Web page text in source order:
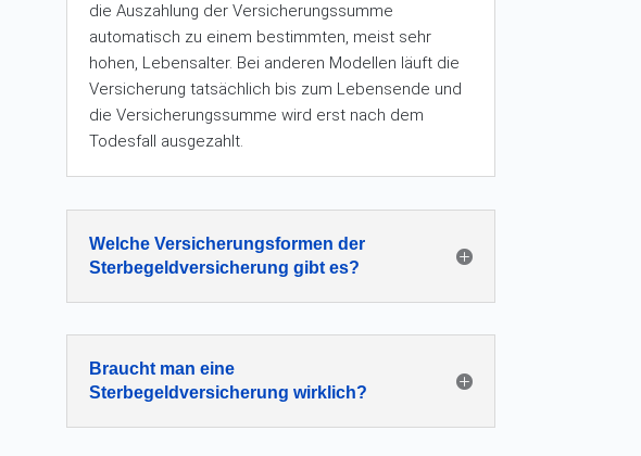
die Auszahlung der Versicherungssumme
automatisch zu einem bestimmten, meist sehr
hohen, Lebensalter. Bei anderen Modellen läuft die
Versicherung tatsächlich bis zum Lebensende und
die Versicherungssumme wird erst nach dem
Todesfall ausgezahlt.
Welche Versicherungsformen der
Sterbegeldversicherung gibt es?
Braucht man eine
Sterbegeldversicherung wirklich?